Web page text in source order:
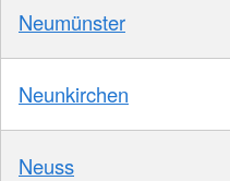
Neumünster
Neunkirchen
Neuss